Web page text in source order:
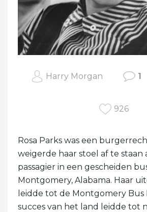
Harry Morgan 1
926
Rosa Parks was een
weigerde haar stoel af te staan
passagier in een gescheiden
Montgomery, Alabama. Haar
leidde tot de Montgomery Bus
succes van het land leidde tot